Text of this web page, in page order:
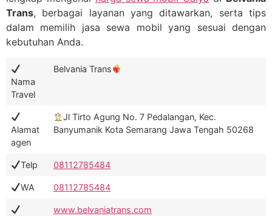
Trans, berbagai layanan yang ditawarkan, serta tips
dalam memilih jasa sewa mobil yang sesuai dengan
kebutuhan Anda.
Nama
Travel
Belvania Trans
Alamat
agen
Jl Tirto Agung No. 7 Pedalangan, Kec.
Banyumanik Kota Semarang Jawa Tengah 50268
Telp 08112785484
WA 08112785484
www.belvaniatrans.com